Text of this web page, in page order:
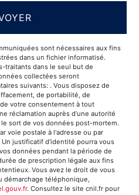
sont nécessaires aux fins
dans un fichier informatisé.
traitants dans le seul but de
collectées seront
suivants: . Vous disposez de
de portabilité, de
votre consentement à tout
réclamation auprès d’une autorité
sort de vos données post-mortem.
voie postale à l'adresse ou par
justificatif d'identité pourra vous
données pendant la période de
de prescription légale aux fins
Vous avez le droit de vous
démarchage téléphonique,
. Consultez le site cnil.fr pour